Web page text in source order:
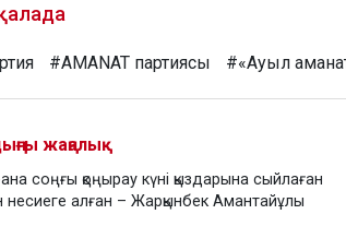
#AMANAT партиясы #«Ауыл
жаңалық
соңғы қоңырау күні қыздарына сыйлаған
несиеге алған – Жарқынбек Амантайұлы